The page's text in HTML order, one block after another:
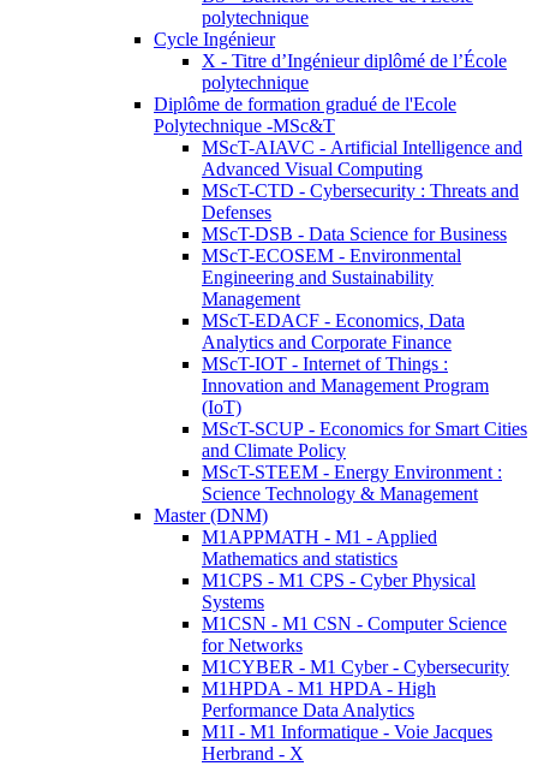
polytechnique
Cycle Ingénieur
X - Titre d’Ingénieur diplômé de l’École
polytechnique
Diplôme de formation gradué de l'Ecole
Polytechnique -MSc&T
MScT-AIAVC - Artificial Intelligence and
Advanced Visual Computing
MScT-CTD - Cybersecurity : Threats and
Defenses
MScT-DSB - Data Science for Business
MScT-ECOSEM - Environmental
Engineering and Sustainability
Management
MScT-EDACF - Economics, Data
Analytics and Corporate Finance
MScT-IOT - Internet of Things :
Innovation and Management Program
(IoT)
MScT-SCUP - Economics for Smart Cities
and Climate Policy
MScT-STEEM - Energy Environment :
Science Technology & Management
Master (DNM)
M1APPMATH - M1 - Applied
Mathematics and statistics
M1CPS - M1 CPS - Cyber Physical
Systems
M1CSN - M1 CSN - Computer Science
for Networks
M1CYBER - M1 Cyber - Cybersecurity
M1HPDA - M1 HPDA - High
Performance Data Analytics
M1I - M1 Informatique - Voie Jacques
Herbrand - X